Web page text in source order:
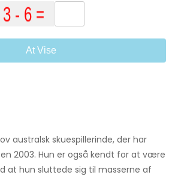
At Vise
australsk skuespillerinde, der har
2003. Hun er også kendt for at være
at hun sluttede sig til masserne af